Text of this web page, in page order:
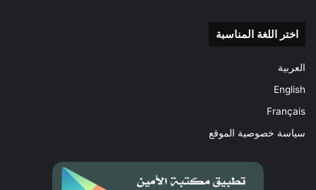
اختر اللغة المناسبة
العربية
English
Français
سياسة خصوصية الموقع